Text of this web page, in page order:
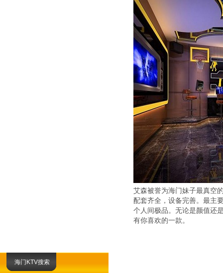
海门KTV搜索
艾森被誉为海门妹子最真空
配套齐全，设备完善。最主
个人间极品。无论是颜值还
有你喜欢的一款。